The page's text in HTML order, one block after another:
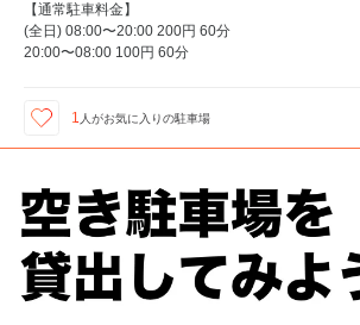
【通常駐車料金】
(全日) 08:00〜20:00 200円 60分
20:00〜08:00 100円 60分
1 人がお気に入りの駐車場